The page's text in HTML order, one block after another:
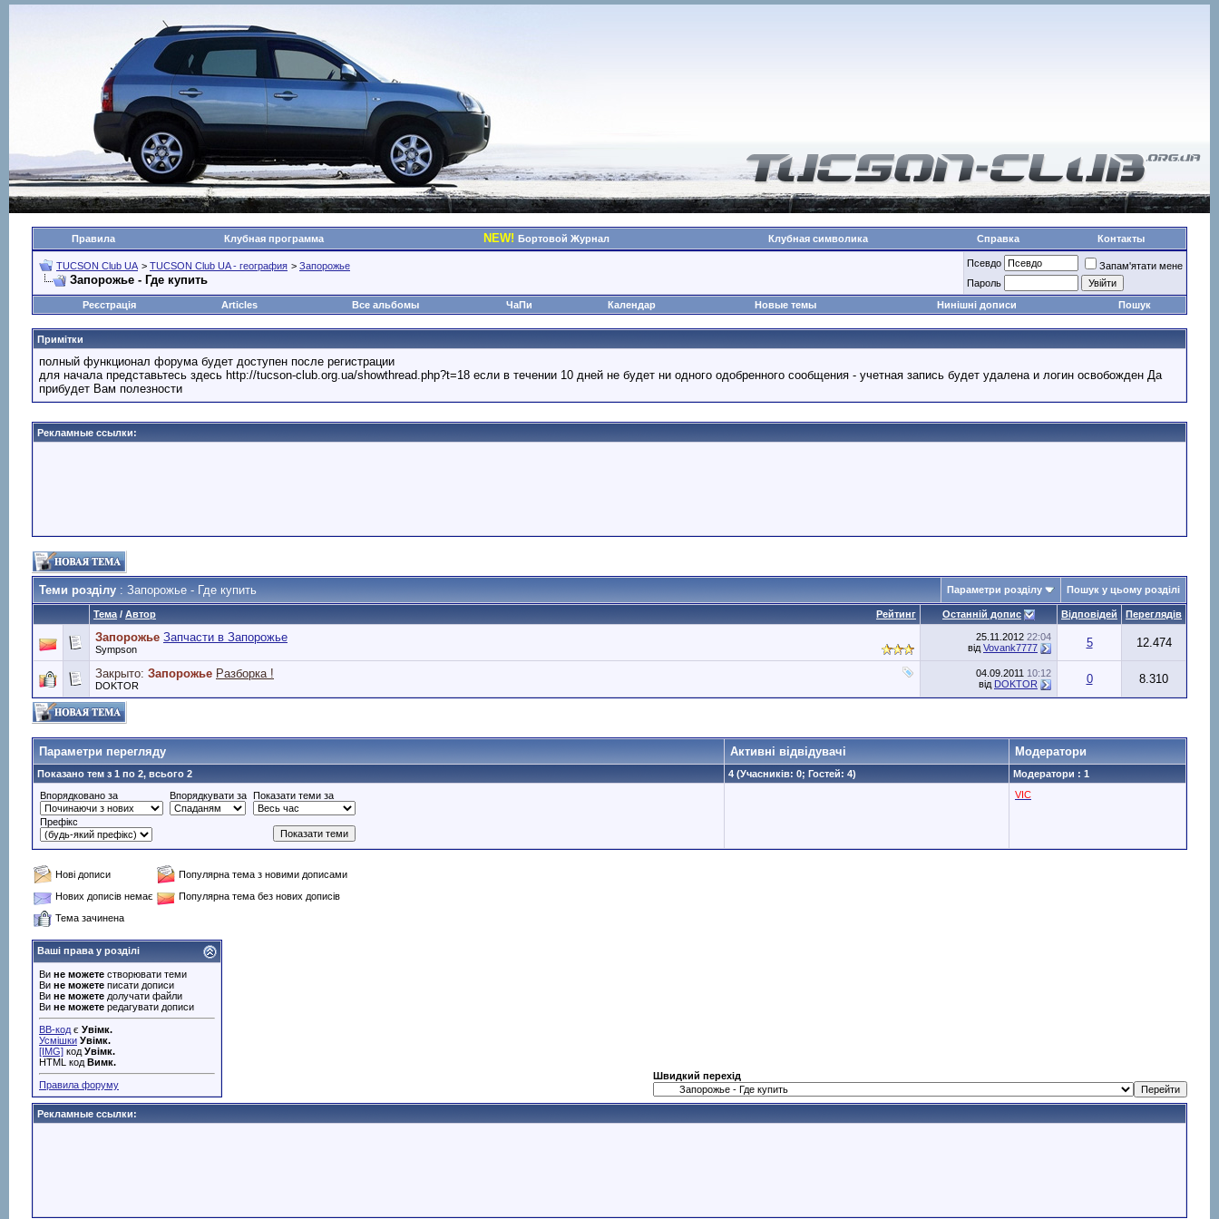
Правила Клубная программа NEW! Бортовой Журнал Клубная символика Справка Контакты
TUCSON Club UA > TUCSON Club UA - география > Запорожье
Запорожье - Где купить
Псевдо
Запам'ятати мене
Пароль
Реєстрація
Articles Все альбомы ЧаПи Календар Новые темы Нинішні дописи Пошук
Примітки
полный функционал форума будет доступен после регистрации
для начала представьтесь здесь http://tucson-club.org.ua/showthread.php?t=18 если в течении 10 дней не будет ни одного одобренного сообщения - учетная запись будет удалена и логин освобожден Да
прибудет Вам полезности
Рекламные ссылки:
Теми розділу : Запорожье - Где купить Параметри розділу Пошук у цьому розділі
Рейтинг
Тема / Автор Останній допис Відповідей Переглядів
Запорожье Запчасти в Запорожье
Sympson
25.11.2012 22:04
від Vovank7777 5 12.474
Закрыто: Запорожье Разборка !
DOKTOR
04.09.2011 10:12
від DOKTOR 0 8.310
Параметри перегляду Активні відвідувачі Модератори
Показано тем з 1 по 2, всього 2 4 (Учасників: 0; Гостей: 4)
Модератори : 1
Впорядковано за
Впорядкувати за Показати теми за
Префікс
VIC
Нові дописи
Популярна тема з новими дописами
Нових дописів немає
Популярна тема без нових дописів
Тема зачинена
Ваші права у розділі
Ви не можете створювати теми
Ви не можете писати дописи
Ви не можете долучати файли
Ви не можете редагувати дописи
BB-код є Увімк.
Усмішки Увімк.
[IMG] код Увімк.
HTML код Вимк.
Правила форуму
Швидкий перехід
Рекламные ссылки: